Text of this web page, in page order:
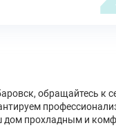
обращайтесь
дом прохладным и